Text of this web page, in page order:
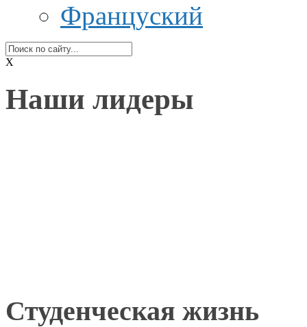
Француский
X
Наши лидеры
Студенческая жизнь